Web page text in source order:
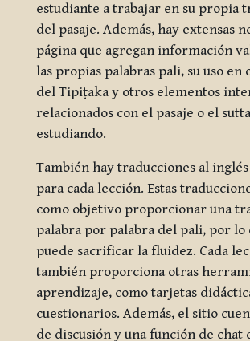
estudiante a trabajar en su propia
del pasaje. Además, hay extensas
página que agregan información
las propias palabras pāli, su uso en
del Tipiṭaka y otros elementos
relacionados con el pasaje o el
estudiando.
También hay traducciones al
para cada lección. Estas
como objetivo proporcionar una
palabra por palabra del pali, por lo
puede sacrificar la fluidez. Cada
también proporciona otras
aprendizaje, como tarjetas
cuestionarios. Además, el sitio
de discusión y una función de chat